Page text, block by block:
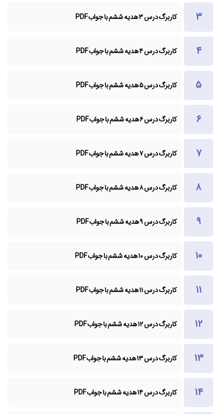
کاربرگ درس ۳ هدیه ششم با جواب PDF
کاربرگ درس ۴ هدیه ششم با جواب PDF
کاربرگ درس ۵ هدیه ششم با جواب PDF
کاربرگ درس ۶ هدیه ششم با جواب PDF
کاربرگ درس ۷ هدیه ششم با جواب PDF
کاربرگ درس ۸ هدیه ششم با جواب PDF
کاربرگ درس ۹ هدیه ششم با جواب PDF
کاربرگ درس ۱۰ هدیه ششم با جواب PDF
کاربرگ درس ۱۱ هدیه ششم با جواب PDF
کاربرگ درس ۱۲ هدیه ششم با جواب PDF
کاربرگ درس ۱۳ هدیه ششم با جواب PDF
کاربرگ درس ۱۴ هدیه ششم با جواب PDF